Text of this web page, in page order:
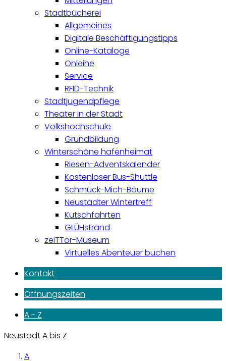
Stadtbücherei
Allgemeines
Digitale Beschäftigungstipps
Online-Kataloge
Onleihe
Service
RFID-Technik
Stadtjugendpflege
Theater in der Stadt
Volkshochschule
Grundbildung
Winterschöne hafenheimat
Riesen-Adventskalender
Kostenloser Bus-Shuttle
Schmück-Mich-Bäume
Neustädter Wintertreff
Kutschfahrten
GLÜHstrand
zeiTTor-Museum
Virtuelles Abenteuer buchen
Kontakt
Öffnungszeiten
A - Z
Neustadt A bis Z
A